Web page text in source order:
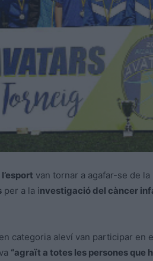
van tornar a agafar-se de
per a la investigació del càncer
categoria aleví van participar en
“agraït a totes les persones que